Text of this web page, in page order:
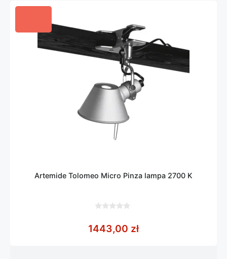
Artemide Tolomeo Micro Pinza lampa 2700 K
5
1443,00 zł